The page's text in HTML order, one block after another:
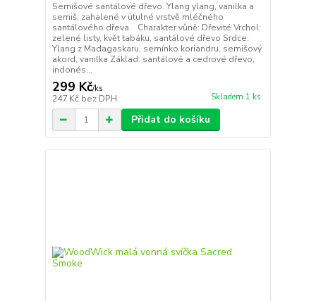
Semišové santálové dřevo. Ylang ylang, vanilka a
semiš, zahalené v útulné vrstvě mléčného
santálového dřeva. Charakter vůně: Dřevité Vrchol:
zelené listy, květ tabáku, santálové dřevo Srdce:
Ylang z Madagaskaru, semínko koriandru, semišový
akord, vanilka Základ: santálové a cedrové dřevo,
indonés...
299 Kč/ks
247 Kč bez DPH Skladem 1 ks
Přidat do košíku